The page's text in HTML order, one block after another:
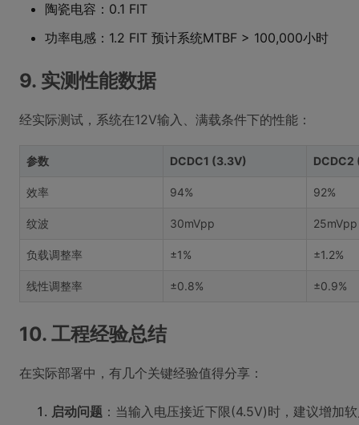
陶瓷电容：0.1 FIT
功率电感：1.2 FIT 预计系统MTBF > 100,000小时
9. 实测性能数据
经实际测试，系统在12V输入、满载条件下的性能：
参数 DCDC1 (3.3V) DCDC2
效率 94% 92%
纹波 30mVpp 25mVpp
负载调整率 ±1% ±1.2%
线性调整率 ±0.8% ±0.9%
10. 工程经验总结
在实际部署中，有几个关键经验值得分享：
启动问题 ：当输入电压接近下限(4.5V)时，建议增加